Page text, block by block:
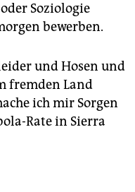
Soziologie
bewerben.
und Hosen und
fremden Land
ich mir Sorgen
Rate in Sierra